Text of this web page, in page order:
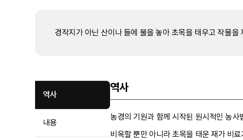
경작지가 아닌 산이나 들에 불을 놓아 초목을 태우고 작물을
역사
내용
역사
농경의 기원과 함께 시작된 원시적인 농
비옥할 뿐만 아니라 초목을 태운 재가 비